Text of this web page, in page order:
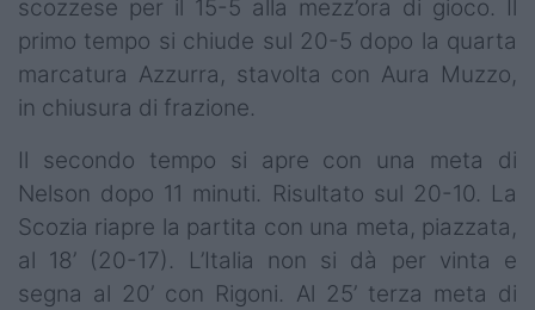
scozzese per il 15-5 alla mezz’ora di gioco. Il
primo tempo si chiude sul 20-5 dopo la quarta
marcatura Azzurra, stavolta con Aura Muzzo,
in chiusura di frazione.
Il secondo tempo si apre con una meta di
Nelson dopo 11 minuti. Risultato sul 20-10. La
Scozia riapre la partita con una meta, piazzata,
al 18’ (20-17). L’Italia non si dà per vinta e
segna al 20’ con Rigoni. Al 25’ terza meta di